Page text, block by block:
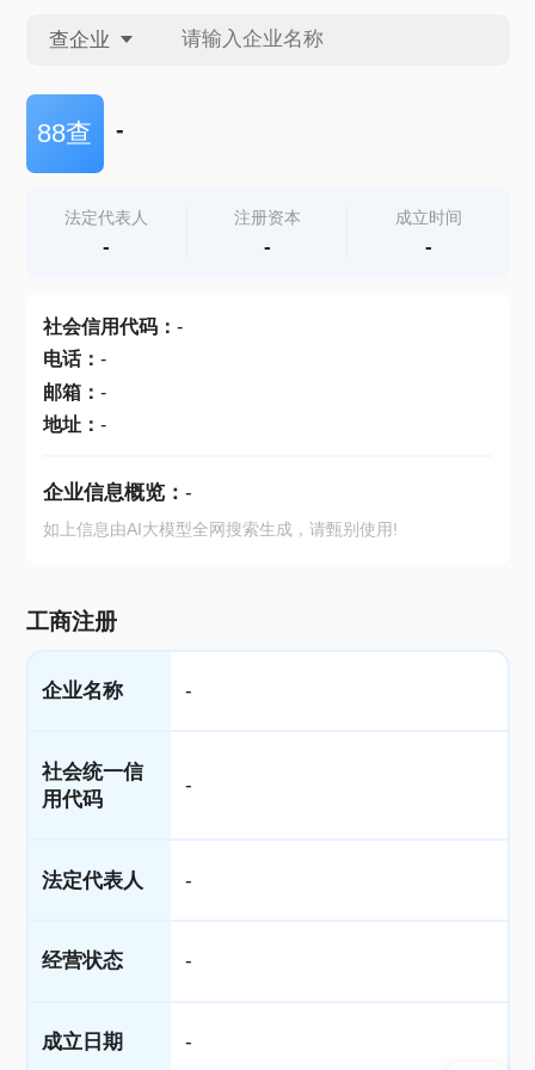
查企业
查企业
查产地
88查 -
法定代表人
-
注册资本
-
成立时间
-
社会信用代码： -
电话： -
邮箱： -
地址： -
企业信息概览： -
如上信息由AI大模型全网搜索生成，请甄别使用!
工商注册
企业名称 -
社会统一信
用代码
-
法定代表人 -
经营状态 -
成立日期 -